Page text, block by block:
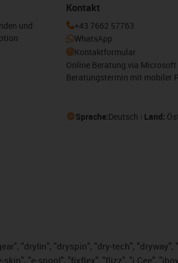
und
Kontakt
+43 7662 57763
WhatsApp
Kontaktformular
Online Beratung via Microsoft
Beratungstermin mit mobiler
Sprache:Deutsch Land:
"drylin", "dryspin", "dry-tech", "dryway",
"e-spool", "fixflex", "flizz", "i.Cee",